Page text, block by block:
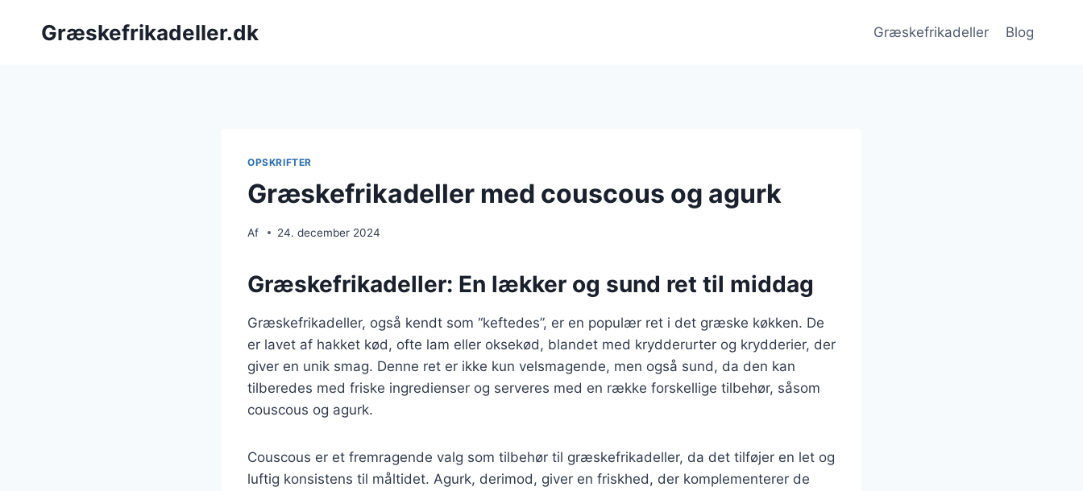
Græskefrikadeller.dk Græskefrikadeller Blog
OPSKRIFTER
Græskefrikadeller med couscous og agurk
Af 24. december 2024
Græskefrikadeller: En lækker og sund ret til middag
Græskefrikadeller, også kendt som “keftedes”, er en populær ret i det græske køkken. De
er lavet af hakket kød, ofte lam eller oksekød, blandet med krydderurter og krydderier, der
giver en unik smag. Denne ret er ikke kun velsmagende, men også sund, da den kan
tilberedes med friske ingredienser og serveres med en række forskellige tilbehør, såsom
couscous og agurk.
Couscous er et fremragende valg som tilbehør til græskefrikadeller, da det tilføjer en let og
luftig konsistens til måltidet. Agurk, derimod, giver en friskhed, der komplementerer de